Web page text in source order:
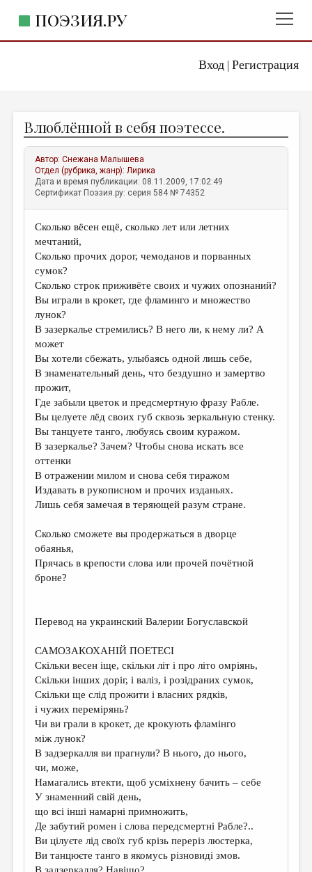
Вход| Регистрация
ПОЭЗИЯ.РУ
ЖАНРЫ
АВТОРЫ
КОММЕНТАРИИ
ЛИТСАЛОН
НОВОСТИ
ПРАВИЛА САЙТА
ОТДЕЛЫ И РУБРИКИ
ИЗБРАННОЕ
ДАЙДЖЕСТ
ПРОИЗВЕДЕНИЯ
ПЕРЕВОДЫ
КОНКУРСЫ
ДЕТСКАЯ КОМНАТА
КНИЖНАЯ ПОЛКА
ОБЗОР ЛИТЕРАТУРЫ
СТРАНИЦЫ ПАМЯТИ
ОБЪЯВЛЕНИЯ
КОЛОНКА РЕДАКТОРА
РЕДКОЛЛЕГИЯ
МАЛАЯ ПРОЗА
ЭССЕИСТИКА
ЛИТЕРАТУРОВЕДЕНИЕ
КУЛЬТУРОВЕДЕНИЕ
ПУБЛИЦИСТИКА
РЕЦЕНЗИРОВАНИЕ
ЦИКЛЫ ПУБЛИКАЦИЙ
ТРЕДИАКОВСКИЙ
МЕДИА
ВКОНТАКТЕ
Влюблённой в себя поэтессе.
Автор:Снежана Малышева
Отдел (рубрика, жанр):Лирика
Дата и время публикации: 08.11.2009, 17:02:49
Сертификат Поэзия.ру: серия 584 № 74352
Сколько вёсен ещё, сколько лет или летних
мечтаний,
Сколько прочих дорог, чемоданов и порванных
сумок?
Сколько строк приживёте своих и чужих опознаний?
Вы играли в крокет, где фламинго и множество
лунок?
В зазеркалье стремились? В него ли, к нему ли? А
может
Вы хотели сбежать, улыбаясь одной лишь себе,
В знаменательный день, что бездушно и замертво
прожит,
Где забыли цветок и предсмертную фразу Рабле.
Вы целуете лёд своих губ сквозь зеркальную стенку.
Вы танцуете танго, любуясь своим куражом.
В зазеркалье? Зачем? Чтобы снова искать все
оттенки
В отражении милом и снова себя тиражом
Издавать в рукописном и прочих изданьях.
Лишь себя замечая в теряющей разум стране.
Сколько сможете вы продержаться в дворце
обаянья,
Прячась в крепости слова или прочей почётной
броне?
Перевод на украинский Валерии Богуславской
САМОЗАКОХАНІЙ ПОЕТЕСІ
Скільки весен іще, скільки літ і про літо омріянь,
Скільки інших доріг, і валіз, і розідраних сумок,
Скільки ще слід прожити і власних рядків,
і чужих перемірянь?
Чи ви грали в крокет, де крокують фламінго
між лунок?
В задзеркалля ви прагнули? В нього, до нього,
чи, може,
Намагались втекти, щоб усміхнену бачить – себе
У знаменний свій день,
що всі інші намарні примножить,
Де забутий ромен і слова передсмертні Рабле?..
Ви цілуєте лід своїх губ крізь переріз люстерка,
Ви танцюєте танго в якомусь різновиді змов.